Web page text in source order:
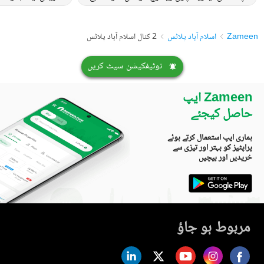
Zameen اسلام آباد پلاٹس 2 کنال اسلام آباد پلاٹس
نوٹیفکیشن سیٹ کریں
Zameen ایپ
حاصل کیجئے
ہماری ایپ استعمال کرتے ہوئے
پراپٹیز کو بہتر اور تیزی سے
خریدیں اور بیچیں
مربوط ہو جاؤ